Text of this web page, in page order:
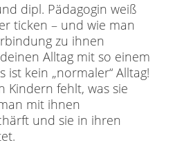
dipl. Pädagogin weiß
ticken – und wie man
zu ihnen
Alltag mit so einem
ist kein „normaler“ Alltag!
Kindern fehlt, was sie
mit ihnen
und sie in ihren